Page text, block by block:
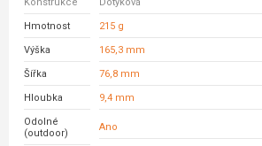
Hmotnost 215 g
Výška 165,3 mm
Šířka 76,8 mm
Hloubka 9,4 mm
Odolné
(outdoor)
Ano